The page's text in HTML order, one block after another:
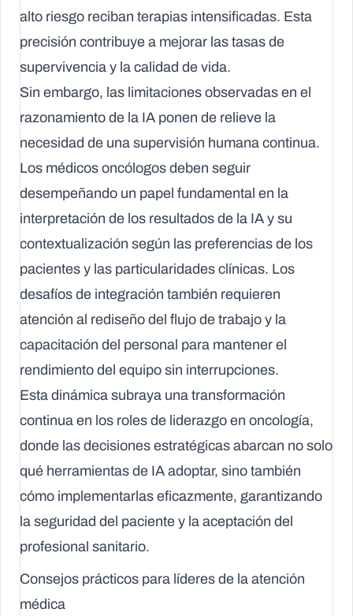
alto riesgo reciban terapias intensificadas. Esta
precisión contribuye a mejorar las tasas de
supervivencia y la calidad de vida.
Sin embargo, las limitaciones observadas en el
razonamiento de la IA ponen de relieve la
necesidad de una supervisión humana continua.
Los médicos oncólogos deben seguir
desempeñando un papel fundamental en la
interpretación de los resultados de la IA y su
contextualización según las preferencias de los
pacientes y las particularidades clínicas. Los
desafíos de integración también requieren
atención al rediseño del flujo de trabajo y la
capacitación del personal para mantener el
rendimiento del equipo sin interrupciones.
Esta dinámica subraya una transformación
continua en los roles de liderazgo en oncología,
donde las decisiones estratégicas abarcan no solo
qué herramientas de IA adoptar, sino también
cómo implementarlas eficazmente, garantizando
la seguridad del paciente y la aceptación del
profesional sanitario.
Consejos prácticos para líderes de la atención
médica